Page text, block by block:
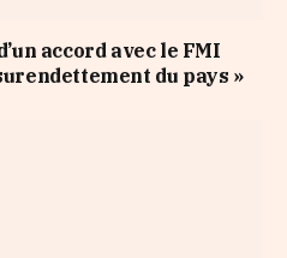
accord avec le FMI
du pays »